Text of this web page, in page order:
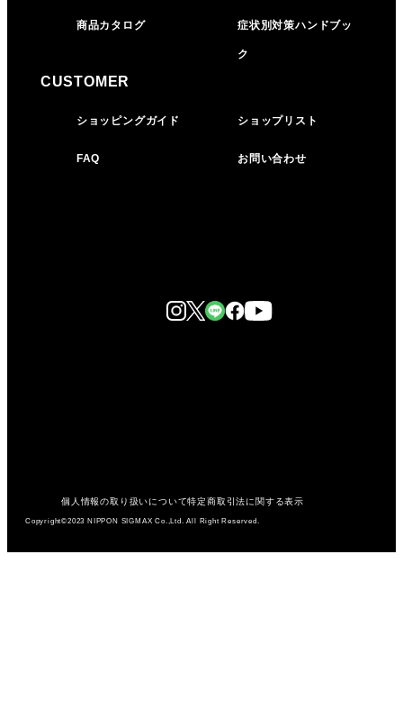
商品カタログ 症状別対策ハンドブッ
ク
CUSTOMER
ショッピングガイド ショップリスト
FAQ お問い合わせ
個人情報の取り扱いについて特定商取引法に関する表示
Copyright©2023 NIPPON SIGMAX Co.,Ltd. All Right Reserved.